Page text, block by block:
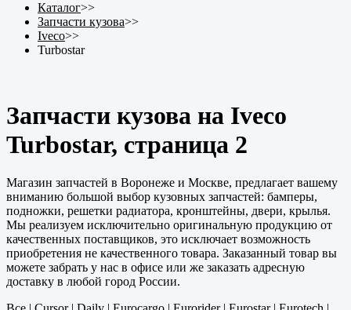
Каталог>>
Запчасти кузова>>
Iveco>>
Turbostar
Запчасти кузова на Iveco
Turbostar, страница 2
Магазин запчастей в Воронеже и Москве, предлагает вашему
вниманию большой выбор кузовных запчастей: бамперы,
подножки, решетки радиатора, кронштейны, двери, крылья.
Мы реализуем исключительно оригинальную продукцию от
качественных поставщиков, это исключает возможность
приобретения не качественного товара. Заказанный товар вы
можете забрать у нас в офисе или же заказать адресную
доставку в любой город России.